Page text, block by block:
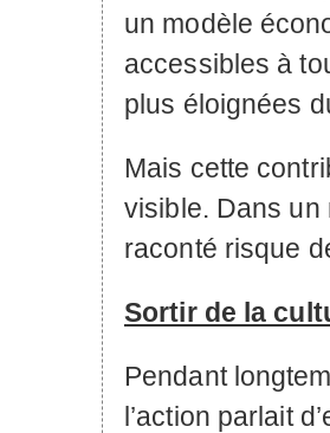
un modèle
accessibles à
plus éloignées
Mais cette
visible. Dans un
raconté risque
Sortir de la
Pendant
l’action parlait